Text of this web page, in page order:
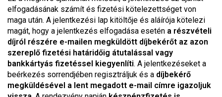
elfogadásának számít és fizetési kötelezettséget von
maga után. A jelentkezési lap kitöltője és aláírója kötelezi
magát, hogy a jelentkezés elfogadása esetén a részvételi
díjról részére e-mailen megküldött díjbekérőt az azon
szereplő fizetési határidőig átutalással vagy
bankkártyás fizetéssel kiegyenlíti. A jelentkezéseket a
beérkezés sorrendjében regisztráljuk és a díjbekérő
megküldésével a lent megadott e-mail címre igazoljuk